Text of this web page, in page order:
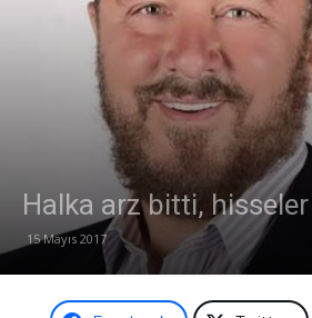
Ticaret
Odası
Halka arz bitti,
15 Mayıs 2017